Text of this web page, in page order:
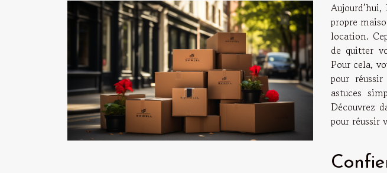
propre
location.
de quitter
Pour cela,
pour
astuces
Découvrez
pour réussir